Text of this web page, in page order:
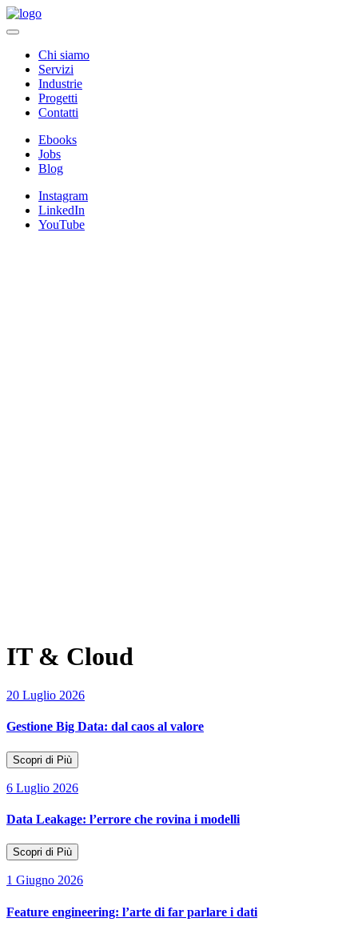
Chi siamo
Servizi
Industrie
Progetti
Contatti
Ebooks
Jobs
Blog
Instagram
LinkedIn
YouTube
IT & Cloud
20 Luglio 2026
Gestione Big Data: dal caos al valore
Scopri di Più
6 Luglio 2026
Data Leakage: l’errore che rovina i modelli
Scopri di Più
1 Giugno 2026
Feature engineering: l’arte di far parlare i dati